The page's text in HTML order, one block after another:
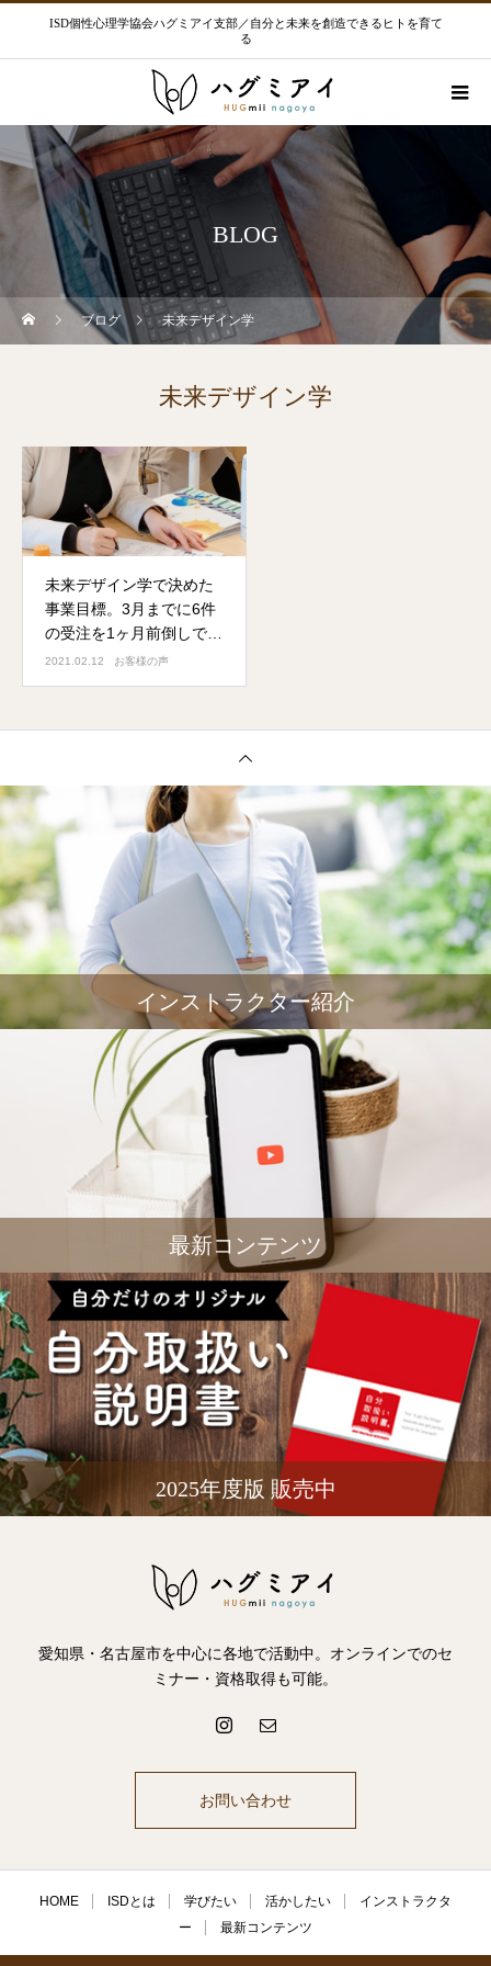
ISD個性心理学協会ハグミアイ支部／自分と未来を創造できるヒトを育て
る
BLOG
ブログ 未来デザイン学
未来デザイン学
未来デザイン学で決めた
事業目標。3月までに6件
の受注を1ヶ月前倒しでク
リア！
2021.02.12 お客様の声
インストラクター紹介
最新コンテンツ
2025年度版 販売中
愛知県・名古屋市を中心に各地で活動中。オンラインでのセ
ミナー・資格取得も可能。
お問い合わせ
HOME ISDとは 学びたい 活かしたい
インストラクタ
ー
最新コンテンツ